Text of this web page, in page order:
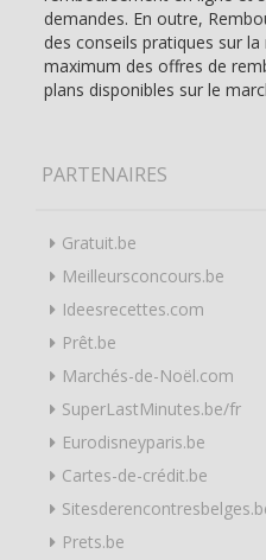
demandes. En outre,
des conseils pratiques sur
maximum des offres de
plans disponibles sur le
PARTENAIRES
Gratuit.be
Meilleursconcours.be
Ideesrecettes.com
Prêt.be
Marchés-de-Noël.com
SuperLastMinutes.be/fr
Eurodisneyparis.be
Cartes-de-crédit.be
Prets.be